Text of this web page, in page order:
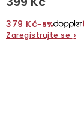
379 Kč−5%
Zaregistrujte se ›